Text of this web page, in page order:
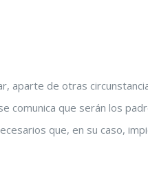
aparte de otras
comunica que serán los
que, en su caso,